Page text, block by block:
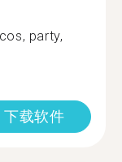
party,
下载软件